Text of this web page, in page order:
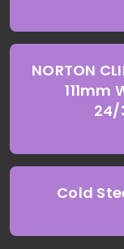
NORTON
111mm
24/
Cold